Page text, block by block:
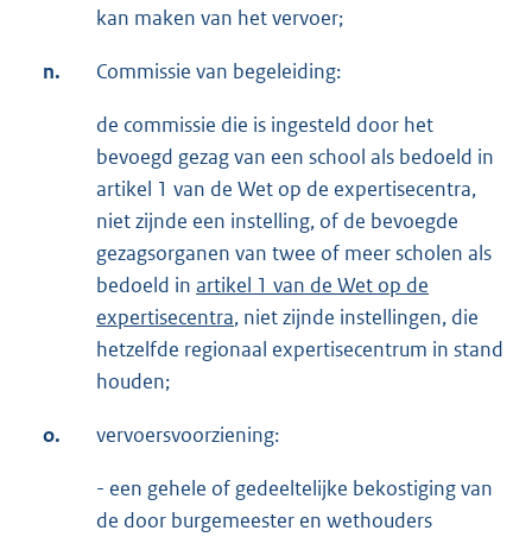
kan maken van het vervoer;
n. Commissie van begeleiding:
de commissie die is ingesteld door het
bevoegd gezag van een school als bedoeld in
artikel 1 van de Wet op de expertisecentra,
niet zijnde een instelling, of de bevoegde
gezagsorganen van twee of meer scholen als
bedoeld in artikel 1 van de Wet op de
expertisecentra, niet zijnde instellingen, die
hetzelfde regionaal expertisecentrum in stand
houden;
o. vervoersvoorziening:
- een gehele of gedeeltelijke bekostiging van
de door burgemeester en wethouders